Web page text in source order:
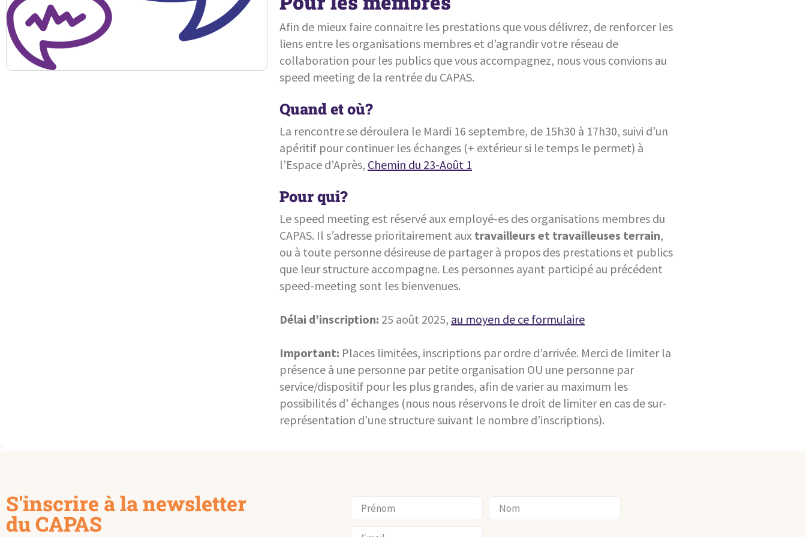
Afin de mieux faire connaitre les prestations que vous délivrez, de renforcer les
liens entre les organisations membres et d’agrandir votre réseau de
collaboration pour les publics que vous accompagnez, nous vous convions au
speed meeting de la rentrée du CAPAS.
Quand et où?
La rencontre se déroulera le Mardi 16 septembre, de 15h30 à 17h30, suivi d’un
apéritif pour continuer les échanges (+ extérieur si le temps le permet) à
l’Espace d’Après, Chemin du 23-Août 1
Pour qui?
Le speed meeting est réservé aux employé-es des organisations membres du
CAPAS. Il s’adresse prioritairement aux travailleurs et travailleuses terrain,
ou à toute personne désireuse de partager à propos des prestations et publics
que leur structure accompagne. Les personnes ayant participé au précédent
speed-meeting sont les bienvenues.
Délai d’inscription: 25 août 2025, au moyen de ce formulaire
Important: Places limitées, inscriptions par ordre d’arrivée. Merci de limiter la
présence à une personne par petite organisation OU une personne par
service/dispositif pour les plus grandes, afin de varier au maximum les
possibilités d’ échanges (nous nous réservons le droit de limiter en cas de sur-
représentation d’une structure suivant le nombre d’inscriptions).
S'inscrire à la newsletter
du CAPAS